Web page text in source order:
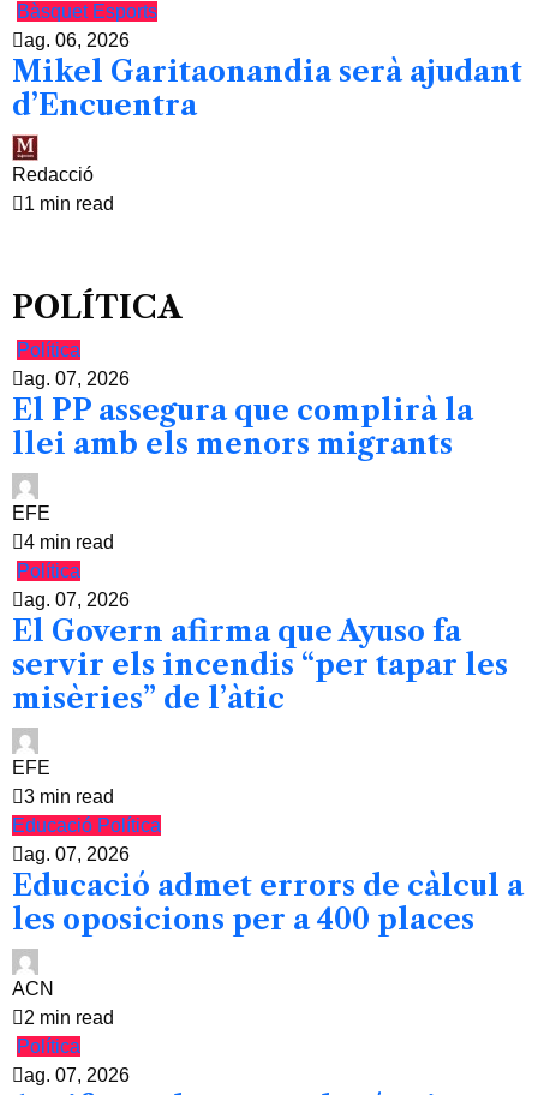
Bàsquet Esports
ag. 06, 2026
Mikel Garitaonandia serà ajudant
d’Encuentra
Redacció
1 min read
POLÍTICA
Política
ag. 07, 2026
El PP assegura que complirà la
llei amb els menors migrants
EFE
4 min read
Política
ag. 07, 2026
El Govern afirma que Ayuso fa
servir els incendis “per tapar les
misèries” de l’àtic
EFE
3 min read
Educació Política
ag. 07, 2026
Educació admet errors de càlcul a
les oposicions per a 400 places
ACN
2 min read
Política
ag. 07, 2026